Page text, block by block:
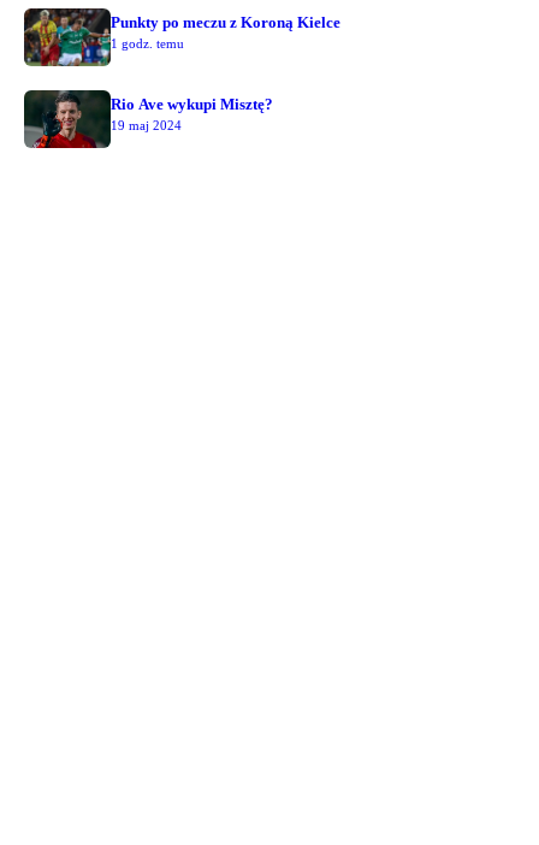
Punkty po meczu z Koroną Kielce
1 godz. temu
Rio Ave wykupi Misztę?
19 maj 2024